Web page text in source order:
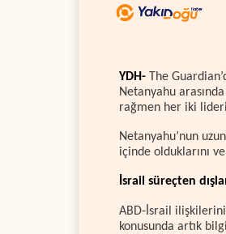
YDH- The
Netanyahu
rağmen her iki
Netanyahu’nun
içinde olduklarını
İsrail süreçten
ABD-İsrail
konusunda artık